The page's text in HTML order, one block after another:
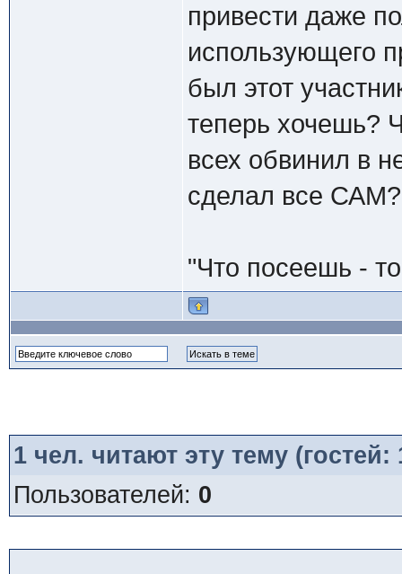
привести даже
использующего
был этот
теперь хочешь?
всех обвинил в
сделал все
"Что посеешь -
1чел. читают эту тему
Пользователей: 0